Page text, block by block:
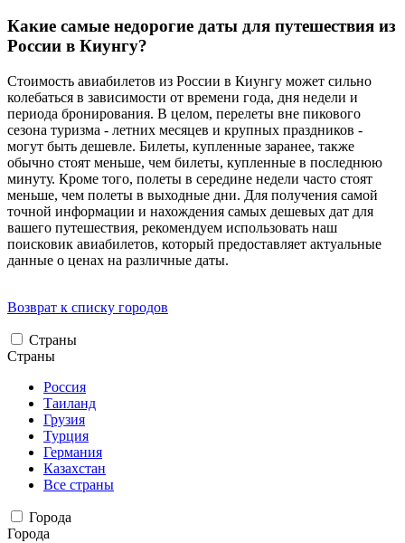
Какие самые недорогие даты для путешествия из
России в Киунгу?
Стоимость авиабилетов из России в Киунгу может сильно
колебаться в зависимости от времени года, дня недели и
периода бронирования. В целом, перелеты вне пикового
сезона туризма - летних месяцев и крупных праздников -
могут быть дешевле. Билеты, купленные заранее, также
обычно стоят меньше, чем билеты, купленные в последнюю
минуту. Кроме того, полеты в середине недели часто стоят
меньше, чем полеты в выходные дни. Для получения самой
точной информации и нахождения самых дешевых дат для
вашего путешествия, рекомендуем использовать наш
поисковик авиабилетов, который предоставляет актуальные
данные о ценах на различные даты.
Возврат к списку городов
Страны
Страны
Россия
Таиланд
Грузия
Турция
Германия
Казахстан
Все страны
Города
Города